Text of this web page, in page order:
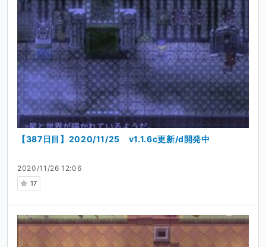
2020/11/26 12:06
17
【387日目】2020/11/25 v1.1.6c更新/d開発中